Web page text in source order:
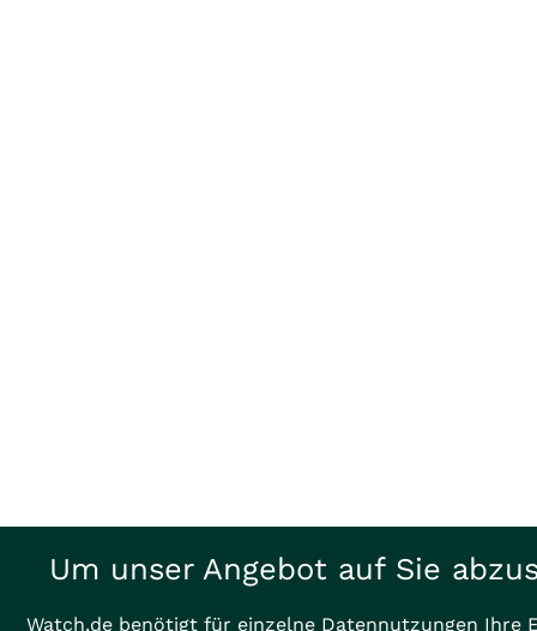
Um unser Angebot auf Sie
Watch.de benötigt für einzelne Datennutzungen Ihre